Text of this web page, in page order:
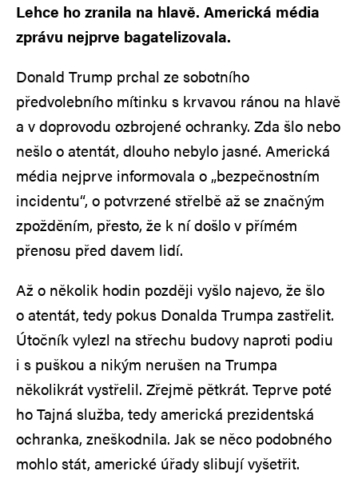
Lehce ho zranila na hlavě. Americká média
zprávu nejprve bagatelizovala.
Donald Trump prchal ze sobotního
předvolebního mítinku s krvavou ránou na hlavě
a v doprovodu ozbrojené ochranky. Zda šlo nebo
nešlo o atentát, dlouho nebylo jasné. Americká
média nejprve informovala o „bezpečnostním
incidentu“, o potvrzené střelbě až se značným
zpožděním, přesto, že k ní došlo v přímém
přenosu před davem lidí.
Až o několik hodin později vyšlo najevo, že šlo
o atentát, tedy pokus Donalda Trumpa zastřelit.
Útočník vylezl na střechu budovy naproti podiu
i s puškou a nikým nerušen na Trumpa
několikrát vystřelil. Zřejmě pětkrát. Teprve poté
ho Tajná služba, tedy americká prezidentská
ochranka, zneškodnila. Jak se něco podobného
mohlo stát, americké úřady slibují vyšetřit.